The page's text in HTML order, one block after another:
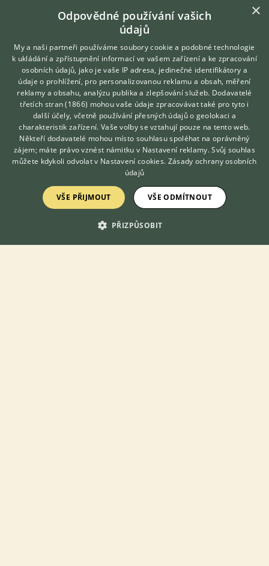
Zobrazit více inzerátů (156)
DISKUSE O ANDULCE VLNKOVANÉ
Téma
Ukřičená andulka
reakcí
28.8.2022 09:54
Voliéra Austrálie
Vaječná zmes
Hledáte zvířecího kamaráda?
Zdarma vám poradí
VETERINÁŘ ONLINE
KONZULTOVAT S
VETERINÁŘEM
×
Odpovědné používání vašich
údajů
My a naši partneři používáme soubory cookie a podobné technologie
k ukládání a zpřístupnění informací ve vašem zařízení a ke zpracování
osobních údajů, jako je vaše IP adresa, jedinečné identifikátory a
údaje o prohlížení, pro personalizovanou reklamu a obsah, měření
reklamy a obsahu, analýzu publika a zlepšování služeb. Dodavatelé
třetích stran (1866) mohou vaše údaje zpracovávat také pro tyto i
další účely, včetně používání přesných údajů o geolokaci a
charakteristik zařízení. Vaše volby se vztahují pouze na tento web.
Někteří dodavatelé mohou místo souhlasu spoléhat na oprávněný
zájem; máte právo vznést námitku v Nastavení reklamy. Svůj souhlas
můžete kdykoli odvolat v Nastavení cookies. Zásady ochrany osobních
údajů
VŠE PŘIJMOUT VŠE ODMÍTNOUT
PŘIZPŮSOBIT